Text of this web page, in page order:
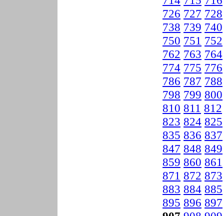
726 727 728
738 739 740
750 751 752
762 763 764
774 775 776
786 787 788
798 799 800
810 811 812
823 824 825
835 836 837
847 848 849
859 860 861
871 872 873
883 884 885
895 896 897